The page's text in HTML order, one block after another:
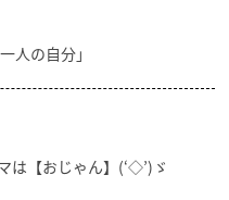
人の自分」
は【おじゃん】(‘◇’)ゞ